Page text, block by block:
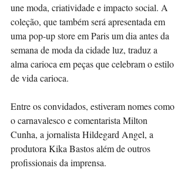
une moda, criatividade e impacto social. A
coleção, que também será apresentada em
uma pop-up store em Paris um dia antes da
semana de moda da cidade luz, traduz a
alma carioca em peças que celebram o estilo
de vida carioca.
Entre os convidados, estiveram nomes como
o carnavalesco e comentarista Milton
Cunha, a jornalista Hildegard Angel, a
produtora Kika Bastos além de outros
profissionais da imprensa.